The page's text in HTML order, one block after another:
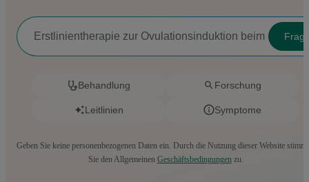
Behandlung Forschung
Leitlinien Symptome
Geben Sie keine personenbezogenen Daten ein. Durch die Nutzung dieser Website
Sie den Allgemeinen Geschäftsbedingungenzu.